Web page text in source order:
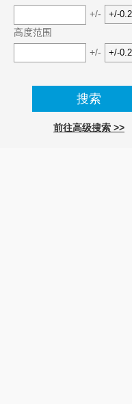
+/-
高度范围
+/-
前往高级搜索 >>